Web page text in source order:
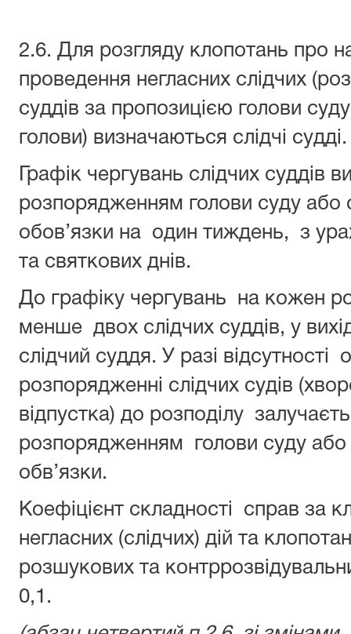
2.6. Для розгляду клопотань про
проведення негласних слідчих
суддів за пропозицією голови
голови) визначаються слідчі судді.
Графік чергувань слідчих суддів
розпорядженням голови суду або
обов’язки на один тиждень, з
та святкових днів.
До графіку чергувань на кожен
менше двох слідчих суддів, у
слідчий суддя. У разі відсутності
розпорядженні слідчих судів
відпустка) до розподілу
розпорядженням голови суду або
обв’язки.
Коефіцієнт складності справ за
негласних (слідчих) дій та
розшукових та
0,1.